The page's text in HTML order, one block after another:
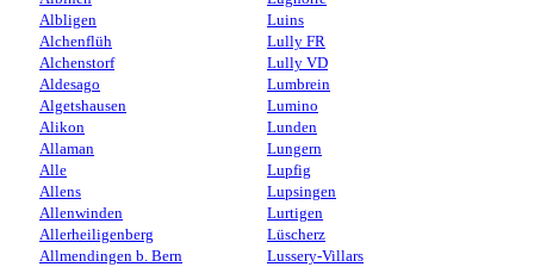
Albligen
Alchenflüh
Alchenstorf
Aldesago
Algetshausen
Alikon
Allaman
Alle
Allens
Allenwinden
Allerheiligenberg
Allmendingen b. Bern
Luins
Lully FR
Lully VD
Lumbrein
Lumino
Lunden
Lungern
Lupfig
Lupsingen
Lurtigen
Lüscherz
Lussery-Villars